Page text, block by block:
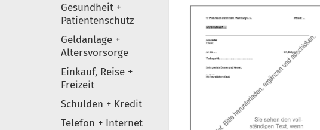
Gesundheit +
Patientenschutz
Geldanlage +
Altersvorsorge
Einkauf, Reise +
Freizeit
Schulden + Kredit
Telefon + Internet